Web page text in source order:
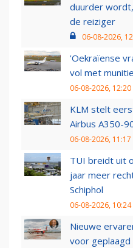
duurder
de reiziger
06-08-2026,
'Oekraïense
vol met
06-08-2026, 12:20
KLM stelt
Airbus A350-
06-08-2026, 11:17
TUI breidt uit
jaar meer
Schiphol
06-08-2026, 10:24
Nieuwe
voor geplaagd